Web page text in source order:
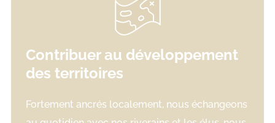
Contribuer au développement
des territoires
Fortement ancrés localement, nous échangeons